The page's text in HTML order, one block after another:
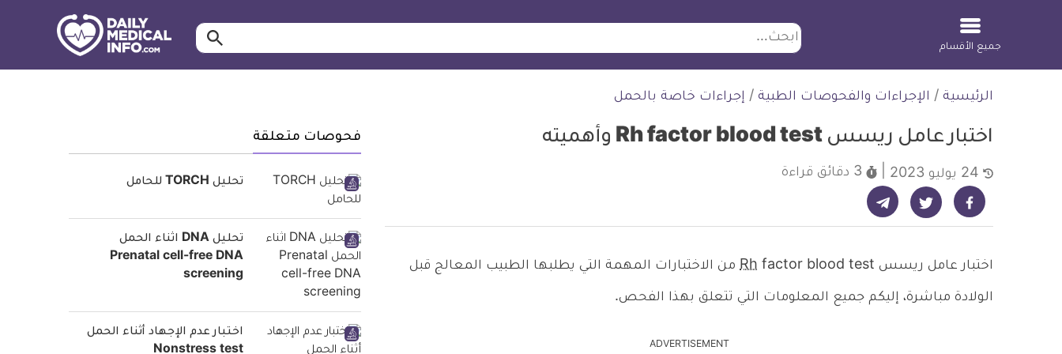
ابحث ابحث…
جميع الأقسام
الرئيسية / الإجراءات والفحوصات الطبية / إجراءات خاصة بالحمل
اختبار عامل ريسس Rh factor blood test وأهميته
3 دقائق قراءة
شارك على فيسبوك - ديلي ميديكال انفو شارك على تويتر - ديلي ميديكال انفو شارك على تيليجرام - ديلي ميديكال انفو
اختبار عامل ريسس Rh factor blood test من الاختبارات المهمة التي يطلبها الطبيب المعالج قبل
الولادة مباشرة، إليكم جميع المعلومات التي تتعلق بهذا الفحص.
ADVERTISEMENT
فحوصات متعلقة
تحليل TORCH للحامل
تحليل DNA اثناء الحمل
Prenatal cell-free DNA
screening
اختبار عدم الإجهاد أثناء الحمل
Nonstress test